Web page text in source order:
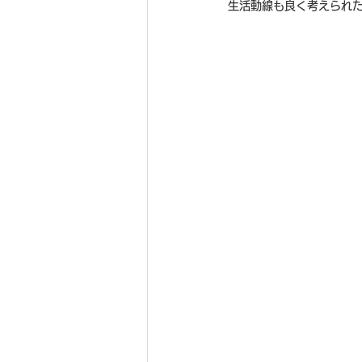
生活動線も良く考えられ